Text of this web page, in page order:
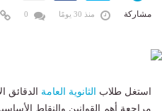
مشاركة منذ 30 يومًا
استغل طلاب الثانوية العامة الدقائق
مراجعة أهم القوانين والنقاط